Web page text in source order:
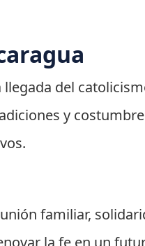
del
y
familiar,